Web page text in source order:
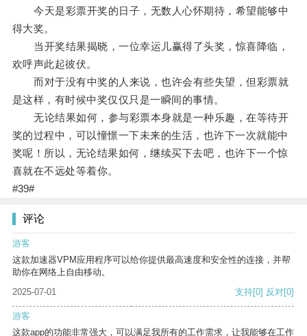
今天是彩票开奖的日子，无数人心怀期待，希望能够中
得大奖。
当开奖结果揭晓，一位幸运儿赢得了头奖，惊喜降临，
欢呼声此起彼伏。
而对于没有中奖的人来说，也许会有些失望，但彩票就
是这样，有时候中奖仅仅只是一瞬间的事情。
无论结果如何，参与彩票本身就是一种乐趣，在等待开
奖的过程中，可以憧憬一下未来的生活，也许下一次就能中
奖呢！所以，无论结果如何，继续买下去吧，也许下一个惊
喜就在不远处等着你。
#39#
评论
游客
这款加速器VPM应用程序可以给你提供最高速度和安全性的连接，并帮
助你在网络上自由移动。
2025-07-01
支持[0] 反对[0]
游客
这款app的功能非常强大，可以满足我所有的工作需求，让我能够在工作